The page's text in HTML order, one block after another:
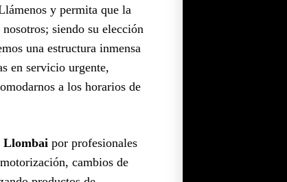
y permita que la
siendo su elección
una estructura inmensa
en servicio urgente,
a los horarios de
Llombai por profesionales
cambios de